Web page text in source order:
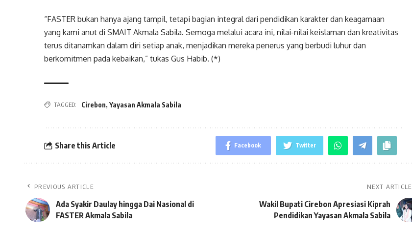
“FASTER bukan hanya ajang tampil, tetapi bagian integral dari pendidikan karakter dan keagamaan
yang kami anut di SMAIT Akmala Sabila. Semoga melalui acara ini, nilai-nilai keislaman dan kreativitas
terus ditanamkan dalam diri setiap anak, menjadikan mereka penerus yang berbudi luhur dan
berkomitmen pada kebaikan,” tukas Gus Habib. (*)
TAGGED: Cirebon,Yayasan Akmala Sabila
Share this Article Facebook Twitter
PREVIOUS ARTICLE
Ada Syakir Daulay hingga Dai Nasional di
FASTER Akmala Sabila
NEXT ARTICLE
Wakil Bupati Cirebon Apresiasi Kiprah
Pendidikan Yayasan Akmala Sabila